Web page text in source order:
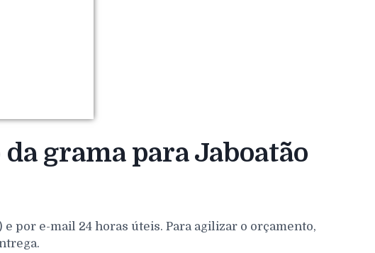
grama para Jaboatão
por e-mail 24 horas úteis. Para agilizar o orçamento,